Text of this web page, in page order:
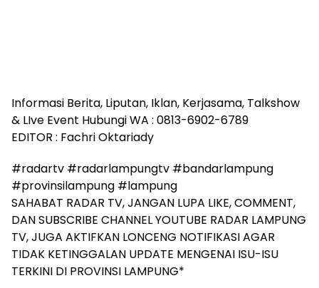
Informasi Berita, Liputan, Iklan, Kerjasama, Talkshow
& LIve Event Hubungi WA : 0813-6902-6789
EDITOR : Fachri Oktariady
#radartv #radarlampungtv #bandarlampung
#provinsilampung #lampung
SAHABAT RADAR TV, JANGAN LUPA LIKE, COMMENT,
DAN SUBSCRIBE CHANNEL YOUTUBE RADAR LAMPUNG
TV, JUGA AKTIFKAN LONCENG NOTIFIKASI AGAR
TIDAK KETINGGALAN UPDATE MENGENAI ISU-ISU
TERKINI DI PROVINSI LAMPUNG*